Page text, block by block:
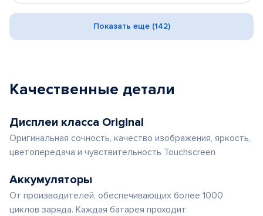
Показать еще (142)
Качественные детали
Дисплеи класса Original
Оригинальная сочность, качество изображения, яркость,
цветопередача и чувствительность Touchscreen
Аккумуляторы
От производителей, обеспечивающих более 1000
циклов заряда. Каждая батарея проходит